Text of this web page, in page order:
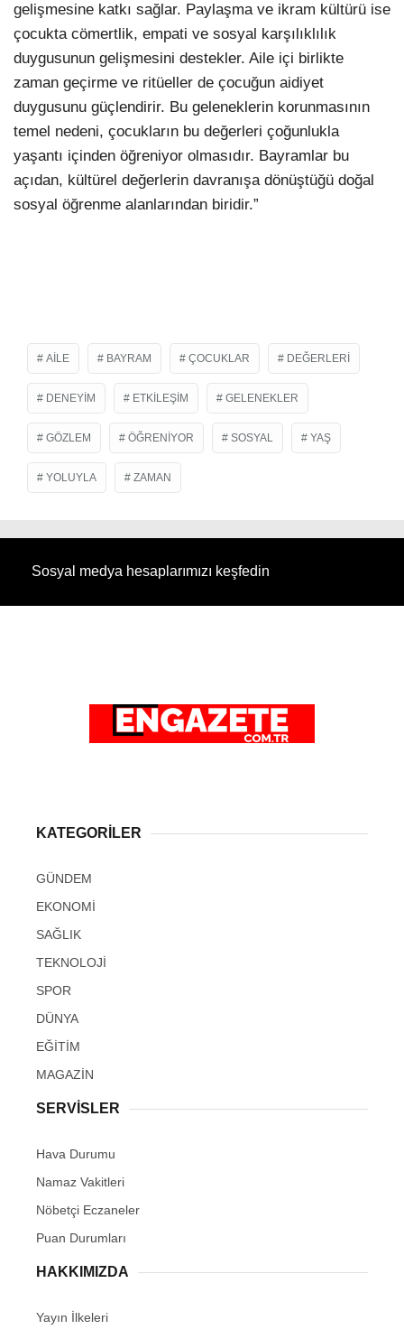
gelişmesine katkı sağlar. Paylaşma ve ikram kültürü ise
çocukta cömertlik, empati ve sosyal karşılıklılık
duygusunun gelişmesini destekler. Aile içi birlikte
zaman geçirme ve ritüeller de çocuğun aidiyet
duygusunu güçlendirir. Bu geleneklerin korunmasının
temel nedeni, çocukların bu değerleri çoğunlukla
yaşantı içinden öğreniyor olmasıdır. Bayramlar bu
açıdan, kültürel değerlerin davranışa dönüştüğü doğal
sosyal öğrenme alanlarından biridir.”
AILE BAYRAM ÇOCUKLAR DEĞERLERI
DENEYIM ETKILEŞIM GELENEKLER
GÖZLEM ÖĞRENIYOR SOSYAL YAŞ
YOLUYLA ZAMAN
Sosyal medya hesaplarımızı keşfedin
KATEGORİLER
GÜNDEM
EKONOMİ
SAĞLIK
TEKNOLOJİ
SPOR
DÜNYA
EĞİTİM
MAGAZİN
SERVİSLER
Hava Durumu
Namaz Vakitleri
Nöbetçi Eczaneler
Puan Durumları
HAKKIMIZDA
Yayın İlkeleri